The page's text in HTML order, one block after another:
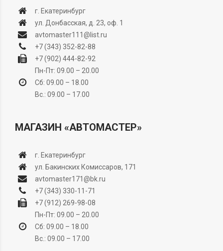
г. Екатеринбург
ул. Донбасская, д. 23, оф. 1
avtomaster111@list.ru
+7 (343) 352-82-88
+7 (902) 444-82-92
Пн-Пт: 09.00 – 20.00
Сб: 09.00 – 18.00
Вс.: 09.00 – 17.00
МАГАЗИН «АВТОМАСТЕР»
г. Екатеринбург
ул. Бакинских Комиссаров, 171
avtomaster171@bk.ru
+7 (343) 330-11-71
+7 (912) 269-98-08
Пн-Пт: 09.00 – 20.00
Сб: 09.00 – 18.00
Вс.: 09.00 – 17.00